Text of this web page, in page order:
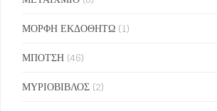
ΜΟΡΦΗ ΕΚΔΟΘΗΤΩ (1)
ΜΠΟΤΣΗ (46)
ΜΥΡΙΟΒΙΒΛΟΣ (2)